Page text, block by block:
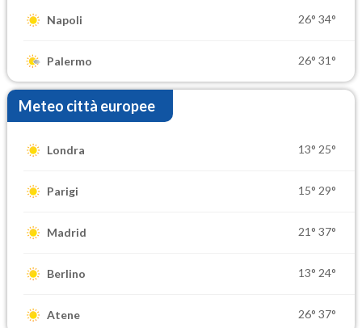
Napoli 26° 34°
Palermo 26° 31°
Meteo città europee
Londra 13° 25°
Parigi 15° 29°
Madrid 21° 37°
Berlino 13° 24°
Atene 26° 37°